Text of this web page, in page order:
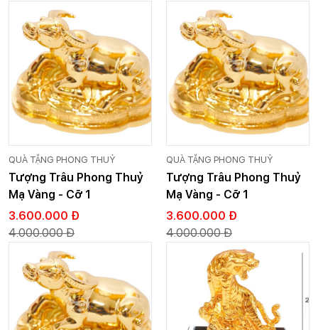
QUÀ TẶNG PHONG THUỶ
Tượng Trâu Phong Thuỷ
Mạ Vàng - Cỡ 1
3.600.000 Đ
4.000.000 Đ
QUÀ TẶNG PHONG THUỶ
Tượng Trâu Phong Thuỷ
Mạ Vàng - Cỡ 1
3.600.000 Đ
4.000.000 Đ